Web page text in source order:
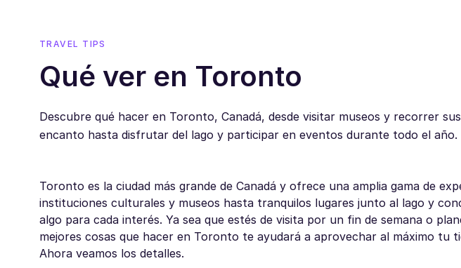
TRAVEL TIPS
Qué ver en Toronto
Descubre qué hacer en Toronto, Canadá, desde visitar museos y recorrer
encanto hasta disfrutar del lago y participar en eventos durante todo el año.
Toronto es la ciudad más grande de Canadá y ofrece una amplia gama de
instituciones culturales y museos hasta tranquilos lugares junto al lago y
algo para cada interés. Ya sea que estés de visita por un fin de semana o
mejores cosas que hacer en Toronto te ayudará a aprovechar al máximo tu
Ahora veamos los detalles.